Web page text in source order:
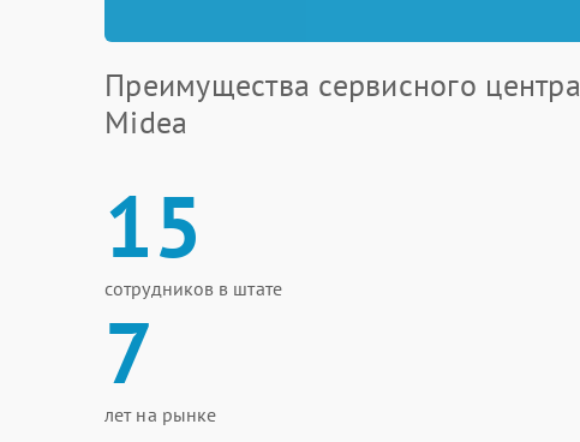
Преимущества сервисного центра
Midea
15
сотрудников в штате
7
лет на рынке